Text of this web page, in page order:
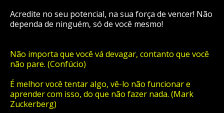
Acredite no seu potencial, na sua força de vencer! Não
dependa de ninguém, só de você mesmo!
Não importa que você vá devagar, contanto que você
não pare. (Confúcio)
É melhor você tentar algo, vê-lo não funcionar e
aprender com isso, do que não fazer nada. (Mark
Zuckerberg)